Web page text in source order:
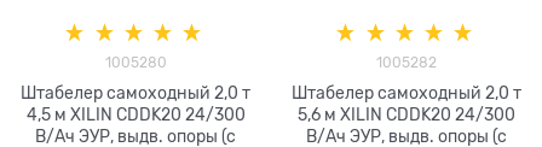
1005280
Штабелер самоходный 2,0 т
4,5 м XILIN CDDK20 24/300
В/Ач ЭУР, выдв. опоры (с
1005282
Штабелер самоходный 2,0 т
5,6 м XILIN CDDK20 24/300
В/Ач ЭУР, выдв. опоры (с